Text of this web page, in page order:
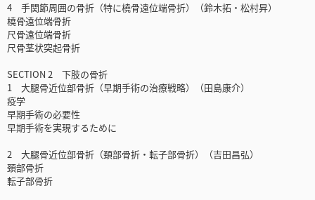
4 手関節周囲の骨折（特に橈骨遠位端骨折）（鈴木拓・松村昇）
橈骨遠位端骨折
尺骨遠位端骨折
尺骨茎状突起骨折
SECTION 2 下肢の骨折
1 大腿骨近位部骨折（早期手術の治療戦略）（田島康介）
疫学
早期手術の必要性
早期手術を実現するために
2 大腿骨近位部骨折（頚部骨折・転子部骨折）（吉田昌弘）
頚部骨折
転子部骨折